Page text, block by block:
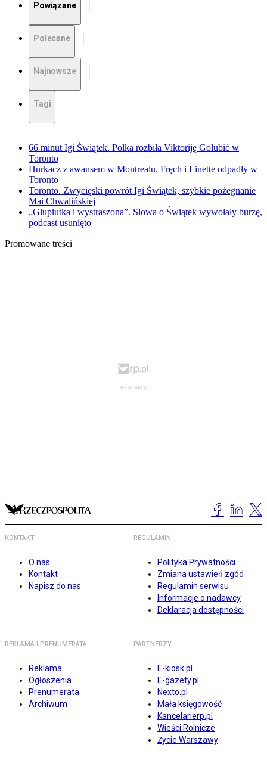
Powiązane
Polecane
Najnowsze
Tagi
66 minut Igi Świątek. Polka rozbiła Viktoriję Golubić w
Toronto
Hurkacz z awansem w Montrealu. Fręch i Linette odpadły w
Toronto
Toronto. Zwycięski powrót Igi Świątek, szybkie pożegnanie
Mai Chwalińskiej
„Głupiutka i wystraszona”. Słowa o Świątek wywołały burzę,
podcast usunięto
Promowane treści
KONTAKT
O nas
Kontakt
Napisz do nas
REGULAMIN
Polityka Prywatności
Zmiana ustawień zgód
Regulamin serwisu
Informacje o nadawcy
Deklaracja dostępności
REKLAMA I PRENUMERATA
Reklama
Ogłoszenia
Prenumerata
Archiwum
PARTNERZY
E-kiosk.pl
E-gazety.pl
Nexto.pl
Mała księgowość
Kancelarierp.pl
Wieści Rolnicze
Życie Warszawy